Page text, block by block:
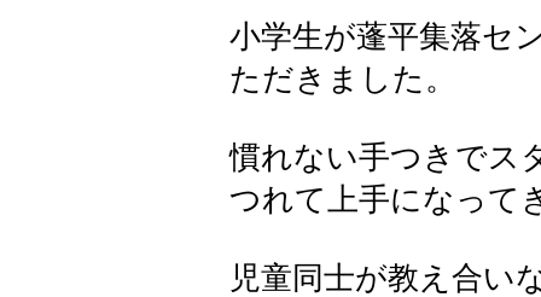
小学生が蓬平集落セ
ただきました。
慣れない手つきでス
つれて上手になって
児童同士が教え合い